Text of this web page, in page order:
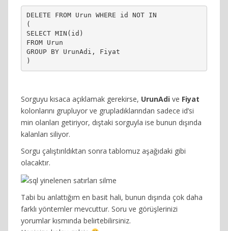
DELETE FROM Urun WHERE id NOT IN
(
SELECT MIN(id)
FROM Urun
GROUP BY UrunAdi, Fiyat
)
Sorguyu kısaca açıklamak gerekirse, UrunAdi ve Fiyat
kolonlarını grupluyor ve grupladıklarından sadece id’si
min olanları getiriyor, dıştaki sorguyla ise bunun dışında
kalanları siliyor.
Sorgu çalıştırıldıktan sonra tablomuz aşağıdaki gibi
olacaktır.
Tabi bu anlattığım en basit hali, bunun dışında çok daha
farklı yöntemler mevcuttur. Soru ve görüşlerinizi
yorumlar kısmında belirtebilirsiniz.